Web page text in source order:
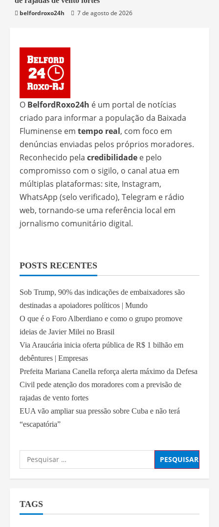
belfordroxo24h
7 de agosto de 2026
O BelfordRoxo24h é um portal de notícias
criado para informar a população da Baixada
Fluminense em tempo real, com foco em
denúncias enviadas pelos próprios moradores.
Reconhecido pela credibilidade e pelo
compromisso com o sigilo, o canal atua em
múltiplas plataformas: site, Instagram,
WhatsApp (selo verificado), Telegram e rádio
web, tornando-se uma referência local em
jornalismo comunitário digital.
POSTS RECENTES
Sob Trump, 90% das indicações de embaixadores são
destinadas a apoiadores políticos | Mundo
O que é o Foro Alberdiano e como o grupo promove
ideias de Javier Milei no Brasil
Via Araucária inicia oferta pública de R$ 1 bilhão em
debêntures | Empresas
Prefeita Mariana Canella reforça alerta máximo da Defesa
Civil pede atenção dos moradores com a previsão de
rajadas de vento fortes
EUA vão ampliar sua pressão sobre Cuba e não terá
“escapatória”
TAGS